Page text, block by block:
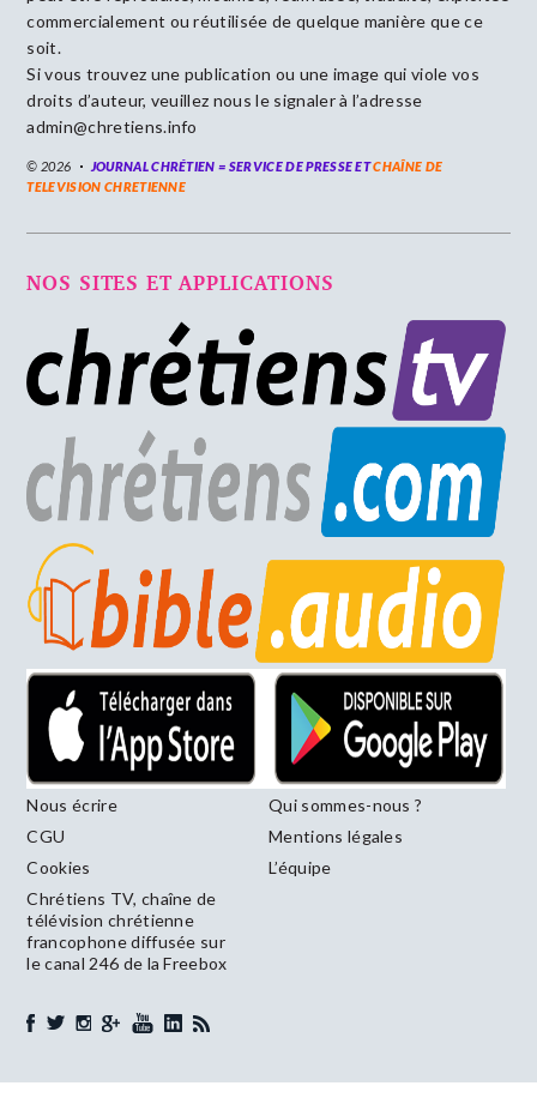
commercialement ou réutilisée de quelque manière que ce
soit.
Si vous trouvez une publication ou une image qui viole vos
droits d’auteur, veuillez nous le signaler à l’adresse
admin@chretiens.info
© 2026 JOURNAL CHRÉTIEN = SERVICE DE PRESSE ETCHAÎNE DE
TELEVISION CHRETIENNE
NOS SITES ET APPLICATIONS
Nous écrire
Qui sommes-nous ?
CGU
Mentions légales
Cookies
L’équipe
Chrétiens TV, chaîne de
télévision chrétienne
francophone diffusée sur
le canal 246 de la Freebox